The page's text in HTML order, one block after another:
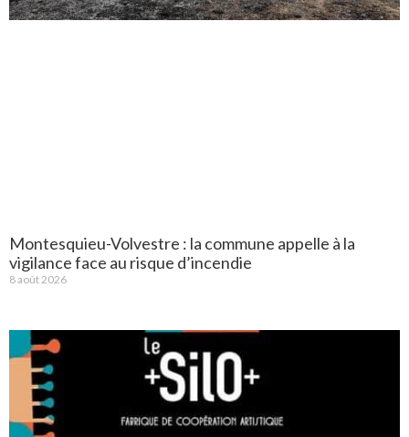
Montesquieu-Volvestre : la commune appelle à la
vigilance face au risque d’incendie
8 août 2026